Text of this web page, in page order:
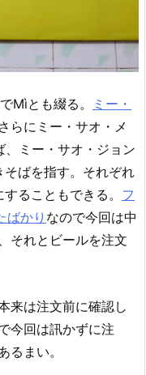
Mìとも綴る。
ミー・
らにミー・サオ・メ
ミー・サオ・ジョン
ばを指す。それぞれ
ることもできる。 フ
ばかり なので今回は中
それとビールを注文
来は注文前に確認し
今回は訊かずに注
るまい。